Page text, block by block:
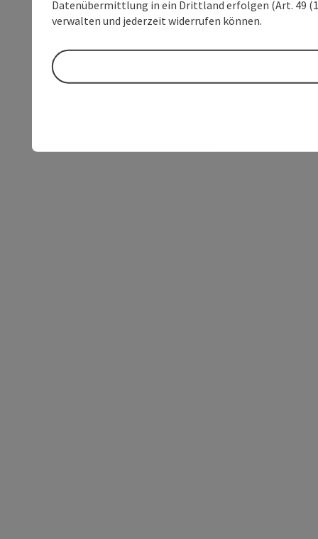
Datenübermittlung in ein Drittland erfolgen (Art. 49
verwalten und jederzeit widerrufen können.